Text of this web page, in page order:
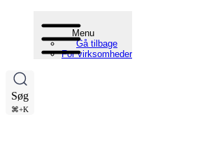
Menu
Gå tilbage
For virksomheder
Søg
⌘+K